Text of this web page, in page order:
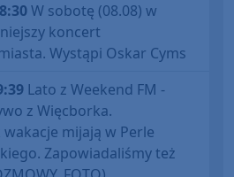
W sobotę (08.08) w
koncert
Wystąpi Oskar Cyms
Lato z Weekend FM -
z Więcborka.
mijają w Perle
Zapowiadaliśmy też